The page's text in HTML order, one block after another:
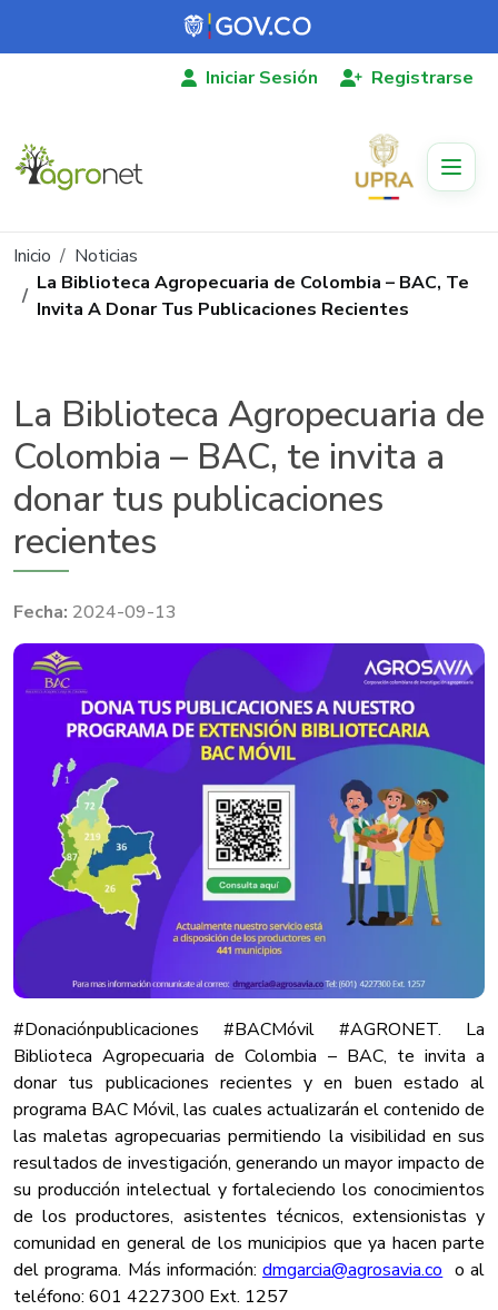
Pasar al contenido principal
Iniciar Sesión Registrarse
Ruta de navegación
Inicio
Noticias
La Biblioteca Agropecuaria de Colombia – BAC, Te
Invita A Donar Tus Publicaciones Recientes
La Biblioteca Agropecuaria de
Colombia – BAC, te invita a
donar tus publicaciones
recientes
2024-09-13
#Donaciónpublicaciones #BACMóvil #AGRONET. La
Biblioteca Agropecuaria de Colombia – BAC, te invita a
donar tus publicaciones recientes y en buen estado al
programa BAC Móvil, las cuales actualizarán el contenido de
las maletas agropecuarias permitiendo la visibilidad en sus
resultados de investigación, generando un mayor impacto de
su producción intelectual y fortaleciendo los conocimientos
de los productores, asistentes técnicos, extensionistas y
comunidad en general de los municipios que ya hacen parte
del programa. Más información:dmgarcia@agrosavia.co o al
teléfono: 601 4227300 Ext. 1257